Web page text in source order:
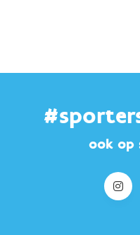
ook op